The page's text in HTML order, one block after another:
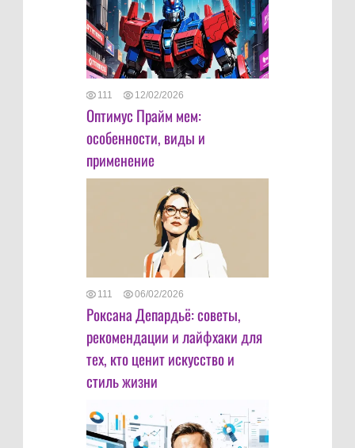
111 12/02/2026
Оптимус Прайм мем:
особенности, виды и
применение
111 06/02/2026
Роксана Депардьё: советы,
рекомендации и лайфхаки для
тех, кто ценит искусство и
стиль жизни